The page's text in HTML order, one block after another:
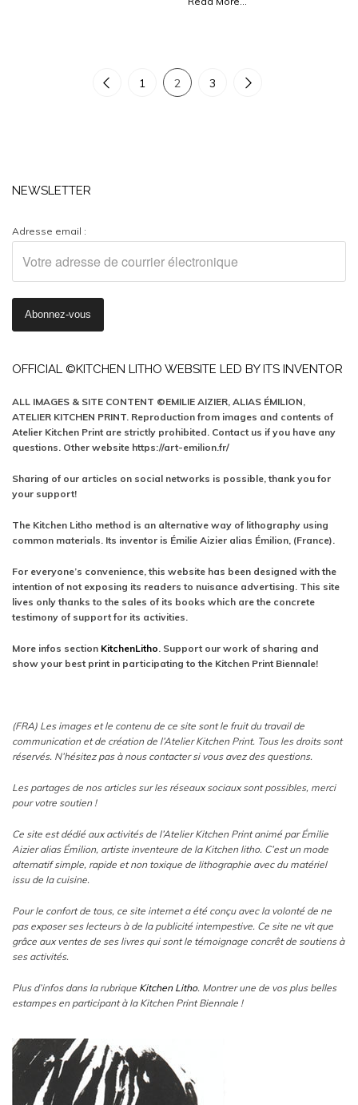
1 2 3
NEWSLETTER
Adresse email :
OFFICIAL ©KITCHEN LITHO WEBSITE LED BY ITS INVENTOR
ALL IMAGES & SITE CONTENT ©EMILIE AIZIER, ALIAS ÉMILION,
ATELIER KITCHEN PRINT. Reproduction from images and contents of
Atelier Kitchen Print are strictly prohibited. Contact us if you have any
questions. Other website https://art-emilion.fr/
Sharing of our articles on social networks is possible, thank you for
your support!
The Kitchen Litho method is an alternative way of lithography using
common materials. Its inventor is Émilie Aizier alias Émilion, (France).
For everyone’s convenience, this website has been designed with the
intention of not exposing its readers to nuisance advertising. This site
lives only thanks to the sales of its books which are the concrete
testimony of support for its activities.
More infos section KitchenLitho. Support our work of sharing and
show your best print in participating to the Kitchen Print Biennale!
(FRA) Les images et le contenu de ce site sont le fruit du travail de
communication et de création de l’Atelier Kitchen Print. Tous les droits sont
réservés. N’hésitez pas à nous contacter si vous avez des questions.
Les partages de nos articles sur les réseaux sociaux sont possibles, merci
pour votre soutien !
Ce site est dédié aux activités de l’Atelier Kitchen Print animé par Émilie
Aizier alias Émilion, artiste inventeure de la Kitchen litho. C’est un mode
alternatif simple, rapide et non toxique de lithographie avec du matériel
issu de la cuisine.
Pour le confort de tous, ce site internet a été conçu avec la volonté de ne
pas exposer ses lecteurs à de la publicité intempestive. Ce site ne vit que
grâce aux ventes de ses livres qui sont le témoignage concrêt de soutiens à
ses activités.
Plus d’infos dans la rubrique Kitchen Litho. Montrer une de vos plus belles
estampes en participant à la Kitchen Print Biennale !